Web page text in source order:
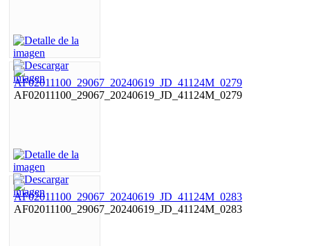
AF02011100_29067_20240619_JD_41124M_0279
AF02011100_29067_20240619_JD_41124M_0283